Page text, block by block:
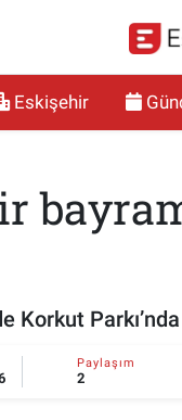
Eskişehir
Korkut
Paylaşım
2